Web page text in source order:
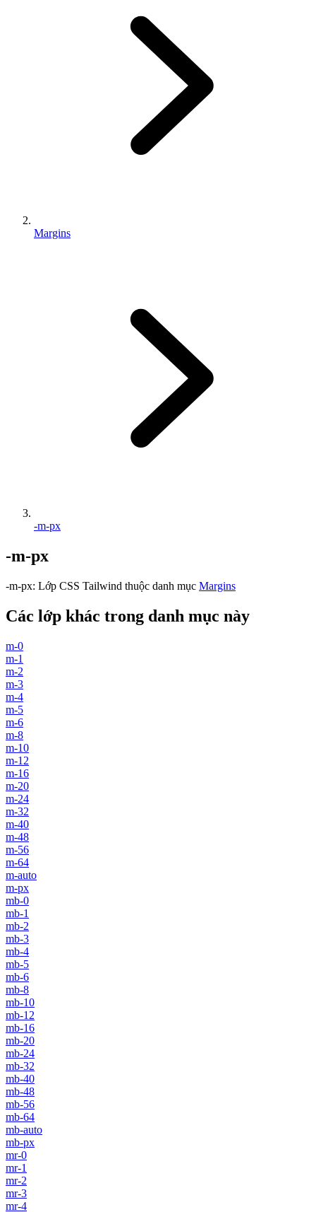
Margins
-m-px
-m-px
-m-px: Lớp CSS Tailwind thuộc danh mục Margins
Các lớp khác trong danh mục này
m-0
m-1
m-2
m-3
m-4
m-5
m-6
m-8
m-10
m-12
m-16
m-20
m-24
m-32
m-40
m-48
m-56
m-64
m-auto
m-px
mb-0
mb-1
mb-2
mb-3
mb-4
mb-5
mb-6
mb-8
mb-10
mb-12
mb-16
mb-20
mb-24
mb-32
mb-40
mb-48
mb-56
mb-64
mb-auto
mb-px
mr-0
mr-1
mr-2
mr-3
mr-4